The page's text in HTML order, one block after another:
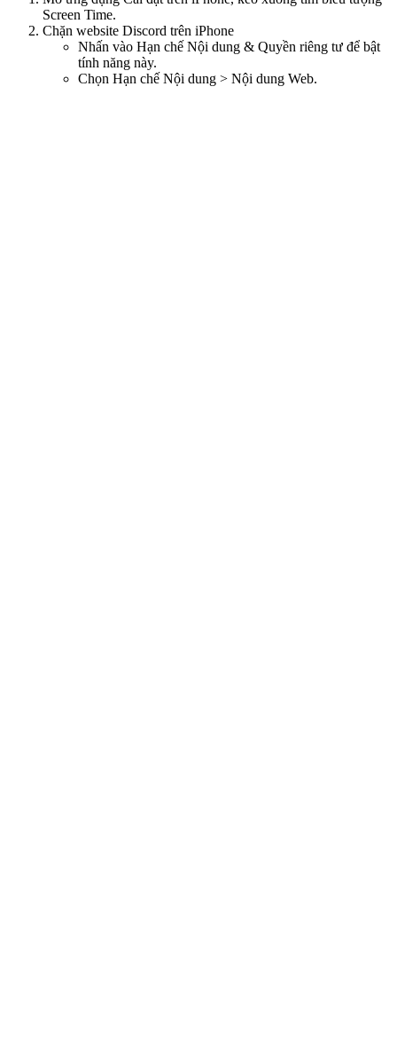
Screen Time.
Chặn website Discord trên iPhone
Nhấn vào Hạn chế Nội dung & Quyền riêng tư để bật
tính năng này.
Chọn Hạn chế Nội dung > Nội dung Web.